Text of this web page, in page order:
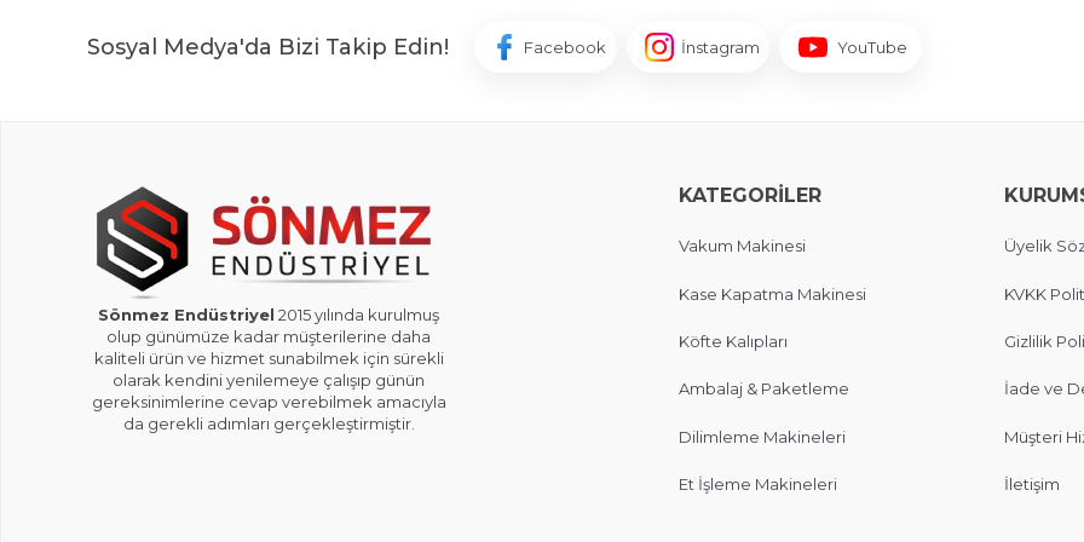
Sosyal Medya'da Bizi Takip Edin! Facebook İnstagram YouTube
Sönmez Endüstriyel 2015 yılında kurulmuş
olup günümüze kadar müşterilerine daha
kaliteli ürün ve hizmet sunabilmek için sürekli
olarak kendini yenilemeye çalışıp günün
gereksinimlerine cevap verebilmek amacıyla
da gerekli adımları gerçekleştirmiştir.
KATEGORİLER
Vakum Makinesi
Kase Kapatma Makinesi
Köfte Kalıpları
Ambalaj & Paketleme
Dilimleme Makineleri
Et İşleme Makineleri
Üyelik
KVKK
Gizlilik
İade ve
Müşteri
İletişim